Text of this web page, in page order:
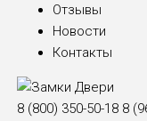
Отзывы
Новости
Контакты
8 (800) 350-50-18 8